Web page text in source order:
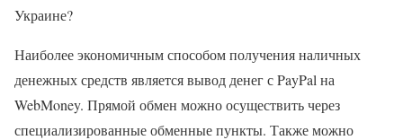
Украине?
Наиболее экономичным способом получения наличных
денежных средств является вывод денег с PayPal на
WebMoney. Прямой обмен можно осуществить через
специализированные обменные пункты. Также можно